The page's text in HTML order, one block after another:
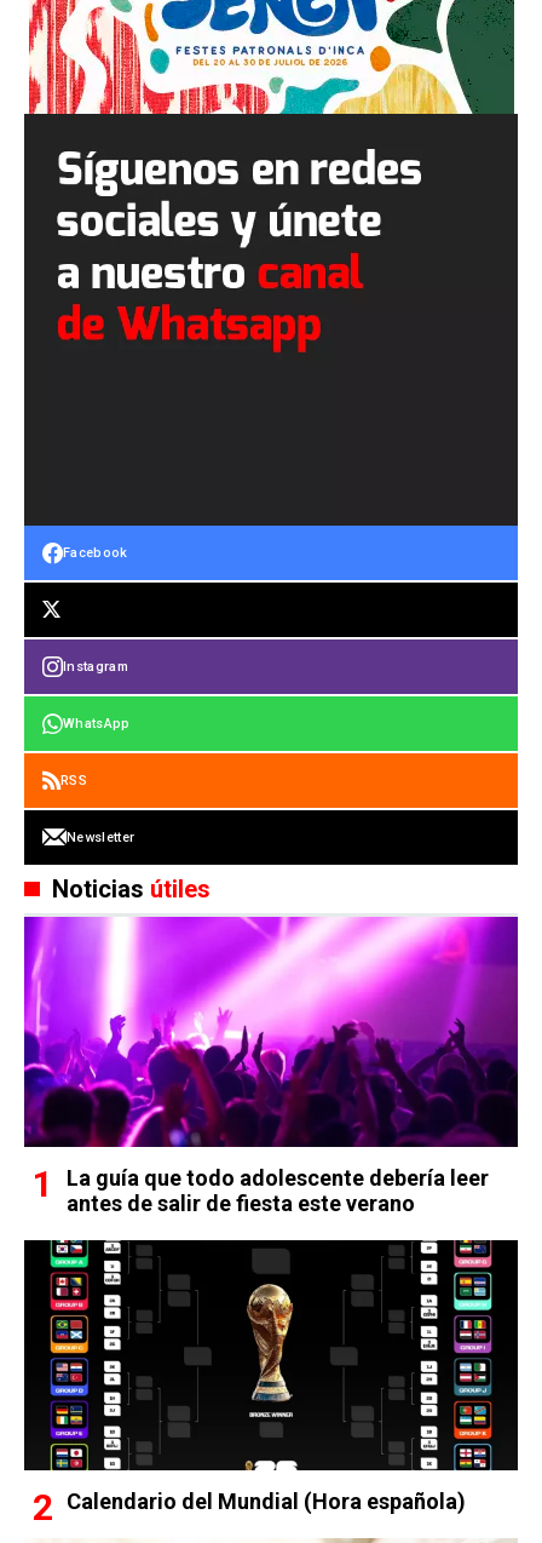
Facebook
Instagram
WhatsApp
RSS
Newsletter
Noticias útiles
La guía que todo adolescente debería leer
antes de salir de fiesta este verano
Calendario del Mundial (Hora española)